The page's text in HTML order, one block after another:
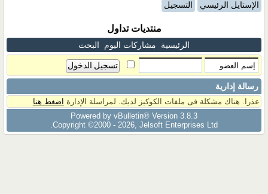
الإستايل الرئيسي التسجيل
منتديات تداول
الرئيسية مشاركات اليوم البحث
رسالة إدارية
عذرا. هناك مشكلة فى ملفات الكوكيز لديك. لمراسلة الإدارة اضغط هنا
Powered by vBulletin® Version 3.8.3
Copyright ©2000 - 2026, Jelsoft Enterprises Ltd.